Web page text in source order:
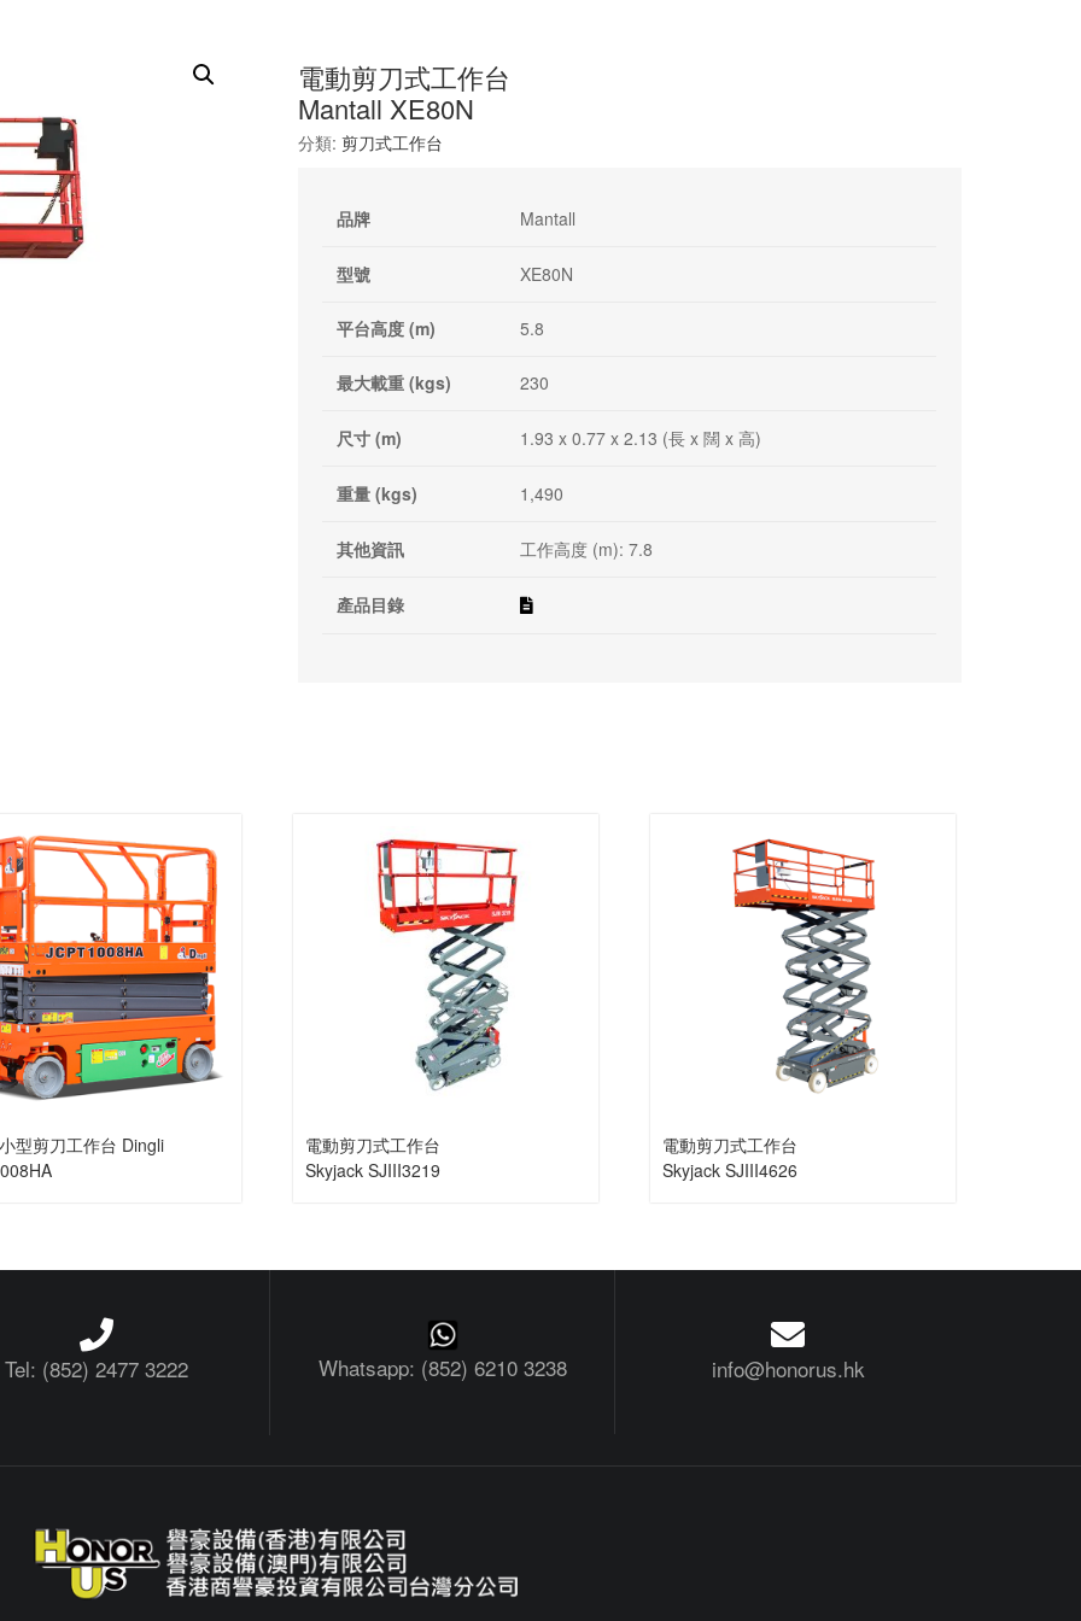
電動剪刀式工作台
Mantall XE80N
分類: 剪刀式工作台
品牌 Mantall
型號 XE80N
平台高度 (m) 5.8
最大載重 (kgs) 230
尺寸 (m) 1.93 x 0.77 x 2.13 (長 x 闊 x 高)
重量 (kgs) 1,490
其他資訊 工作高度 (m): 7.8
產品目錄
型剪刀工作台 Dingli
電動剪刀式工作台
Skyjack SJIII3219
電動剪刀式工作台
Skyjack SJIII4626
Tel: (852) 2477 3222 Whatsapp: (852) 6210 3238 info@honorus.hk